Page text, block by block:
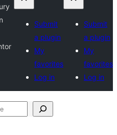
Submit
a plugin
My
favorites
Log in
Submit
a plugin
My
favorites
Log in